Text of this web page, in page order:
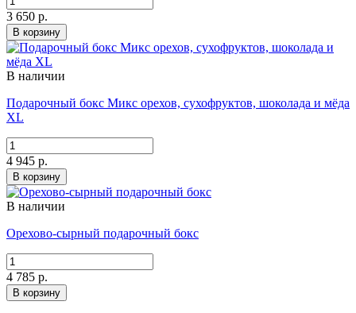
3 650 р.
В корзину
В наличии
Подарочный бокс Микс орехов, сухофруктов, шоколада и мёда
XL
4 945 р.
В корзину
В наличии
Орехово-сырный подарочный бокс
4 785 р.
В корзину